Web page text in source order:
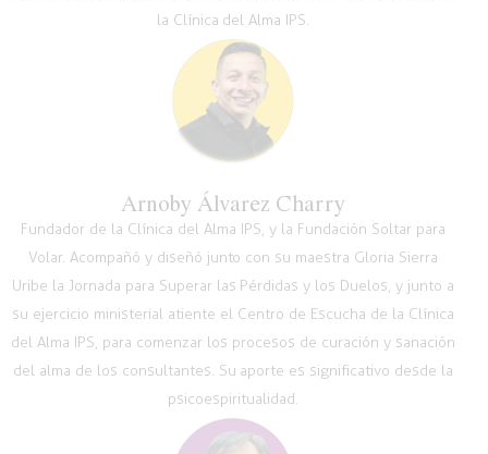
la Clínica del Alma IPS.
Arnoby Álvarez Charry
Fundador de la Clínica del Alma IPS, y la Fundación Soltar para
Volar. Acompañó y diseñó junto con su maestra Gloria Sierra
Uribe la Jornada para Superar las Pérdidas y los Duelos, y junto a
su ejercicio ministerial atiente el Centro de Escucha de la Clínica
del Alma IPS, para comenzar los procesos de curación y sanación
del alma de los consultantes. Su aporte es significativo desde la
psicoespiritualidad.